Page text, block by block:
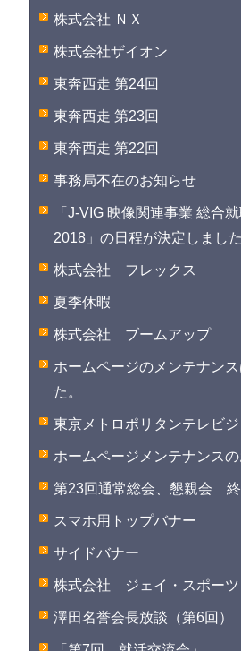
株式会社 ＮＸ
株式会社ザイオン
東奔西走 第24回
東奔西走 第23回
東奔西走 第22回
事務局不在のお知らせ
「J-VIG 映像関連事業 総合
2018」の日程が決定しました
株式会社 フレックス
夏季休暇
株式会社 ブームアップ
ホームページのメンテナン
た。
東京メトロポリタンテレビ
ホームページメンテナンス
第23回通常総会、懇親会
スマホ用トップバナー
サイドバナー
株式会社 ジェイ・スポーツ
澤田名誉会長放談（第6回）